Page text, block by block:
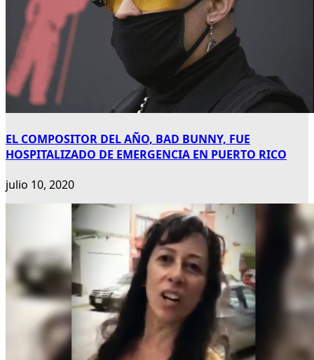
EL COMPOSITOR DEL AÑO, BAD BUNNY, FUE
HOSPITALIZADO DE EMERGENCIA EN PUERTO RICO
julio 10, 2020